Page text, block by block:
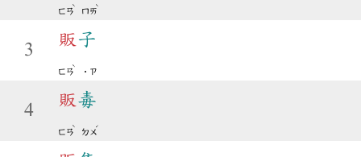
ㄈㄢ
ˋ
ㄇㄞ
ˋ
3
販 子
ㄈㄢ
ˋ
˙ㄗ
4
販毒
ㄈㄢ
ˋ
ㄉㄨ
ˊ